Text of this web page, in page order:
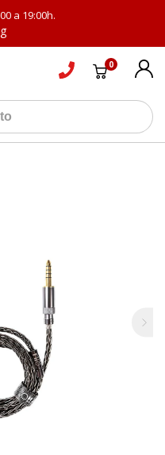
a 19:00h.
0